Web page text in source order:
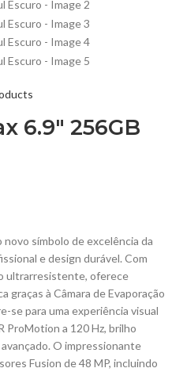
6.9″ 256GB
símbolo de excelência da
e design durável. Com
ultrarresistente, oferece
graças à Câmara de Evaporação
se para uma experiência visual
ProMotion a 120 Hz, brilho
O impressionante
Fusion de 48 MP, incluindo